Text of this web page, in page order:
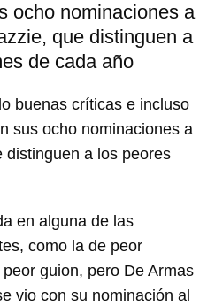
ocho nominaciones a
que distinguen a
de cada año
buenas críticas e incluso
sus ocho nominaciones a
distinguen a los peores
en alguna de las
como la de peor
guion, pero De Armas
vio con su nominación al